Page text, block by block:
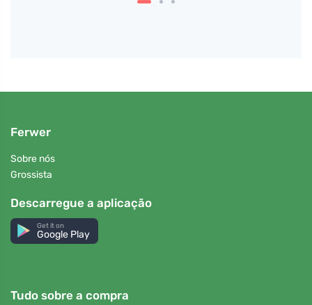
Ferwer
Sobre nós
Grossista
Descarregue a aplicação
Get it on
Google Play
Tudo sobre a compra